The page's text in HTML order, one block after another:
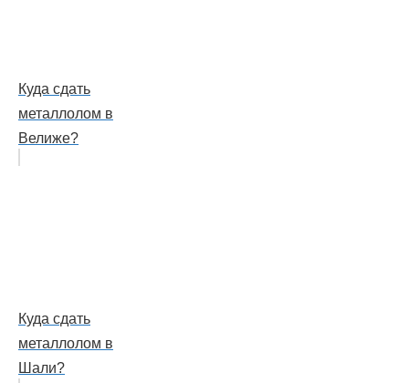
Куда сдать
металлолом в
Велиже?
Куда сдать
металлолом в
Шали?